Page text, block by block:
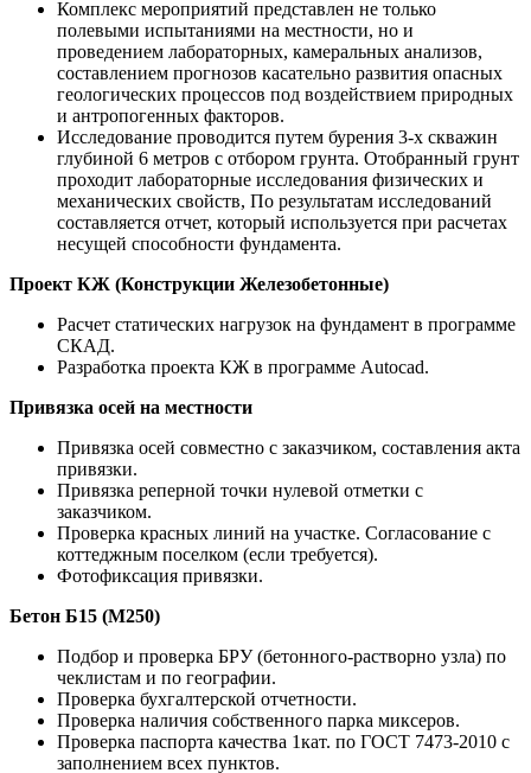
Комплекс мероприятий представлен не только
полевыми испытаниями на местности, но и
проведением лабораторных, камеральных анализов,
составлением прогнозов касательно развития опасных
геологических процессов под воздействием природных
и антропогенных факторов.
Исследование проводится путем бурения 3-х скважин
глубиной 6 метров с отбором грунта. Отобранный грунт
проходит лабораторные исследования физических и
механических свойств, По результатам исследований
составляется отчет, который используется при расчетах
несущей способности фундамента.
Проект КЖ (Конструкции Железобетонные)
Расчет статических нагрузок на фундамент в программе
СКАД.
Разработка проекта КЖ в программе Autocad.
Привязка осей на местности
Привязка осей совместно с заказчиком, составления акта
привязки.
Привязка реперной точки нулевой отметки с
заказчиком.
Проверка красных линий на участке. Согласование с
коттеджным поселком (если требуется).
Фотофиксация привязки.
Бетон Б15 (М250)
Подбор и проверка БРУ (бетонного-растворно узла) по
чеклистам и по географии.
Проверка бухгалтерской отчетности.
Проверка наличия собственного парка миксеров.
Проверка паспорта качества 1кат. по ГОСТ 7473-2010 с
заполнением всех пунктов.